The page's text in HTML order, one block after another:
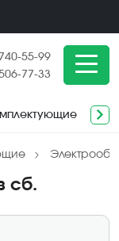
55-99
77-33
сб.